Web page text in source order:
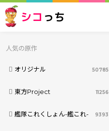
シコ っち
人気の原作
オリジナル 50785
東方Project 11256
艦隊これくしょん-艦これ- 9393